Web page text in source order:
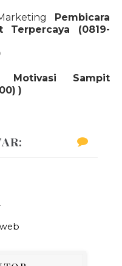
Pembicara
Terpercaya (0819-
Motivasi Sampit
)